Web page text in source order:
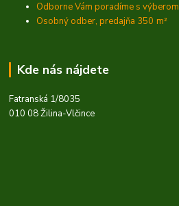
Odborne Vám poradíme s výberom
Osobný odber, predajňa 350 m²
Kde nás nájdete
Fatranská 1/8035
010 08 Žilina-Vlčince